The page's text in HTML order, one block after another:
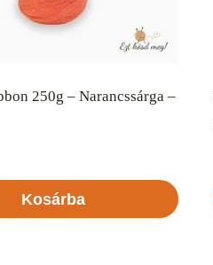
250g – Narancssárga –
Kosárba